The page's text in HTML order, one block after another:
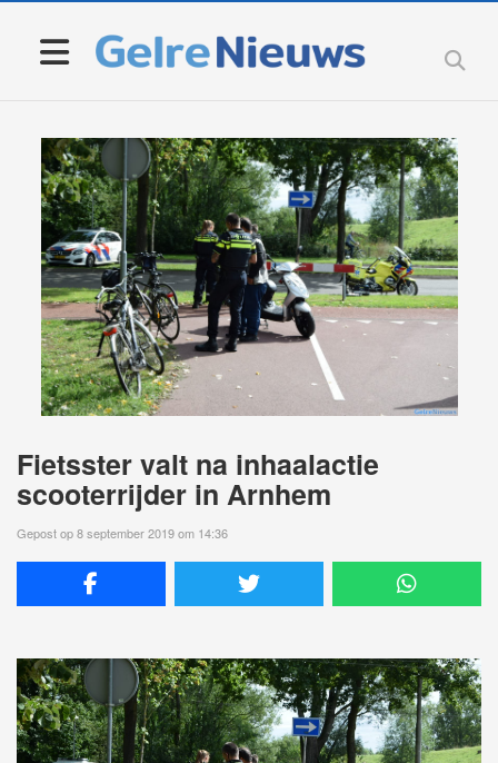
Fietsster valt na inhaalactie
scooterrijder in Arnhem
Gepost op 8 september 2019 om 14:36